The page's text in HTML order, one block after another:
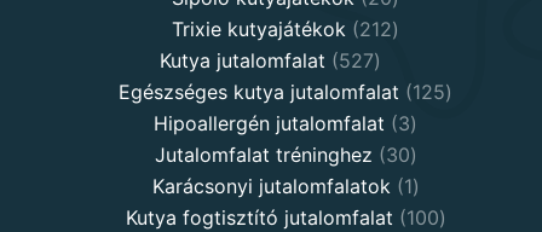
products
Trixie kutyajátékok 212212
Kutya jutalomfalat 527527
products
Egészséges kutya jutalomfalat 125125
Hipoallergén jutalomfalat 33
products
Jutalomfalat tréninghez 3030
products
Karácsonyi jutalomfalatok 11
product
Kutya fogtisztító jutalomfalat 100100